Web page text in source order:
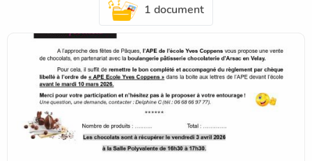
Des bons de commande ont été distribués dans le cartable
de votre(vos) enfant(s) par le biais de la pochette liaison
APE/Famille et d'autres sont disponibles à la boulangerie
TEODOSIO, à la mairie et chez la coiffeuse.
Il vous suffit de remettre le bon complété accompagné du
règlement par chèque libellé à l’ordre de « APE Ecole Yves
Coppens » dans la boite aux lettres de l’APE devant l’école
avant le mardi 10 mars 2026.
1 document